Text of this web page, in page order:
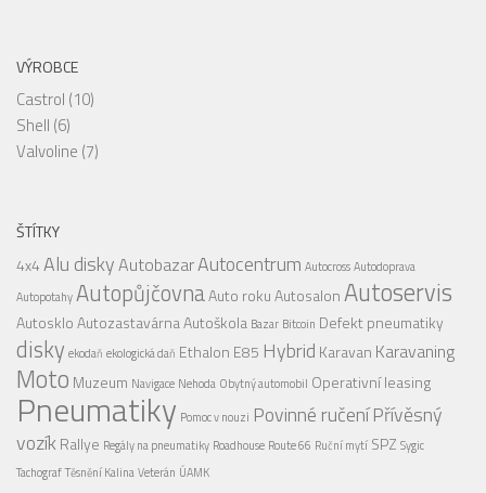
VÝROBCE
Castrol (10)
Shell (6)
Valvoline (7)
ŠTÍTKY
4x4Alu diskyAutobazarAutocentrum AutocrossAutodoprava
AutopotahyAutopůjčovnaAuto rokuAutosalonAutoservis
AutoskloAutozastavárnaAutoškola Bazar Bitcoin Defekt pneumatiky
disky ekodaň ekologická daň Ethalon E85 Hybrid Karavan Karavaning
Moto Muzeum Navigace Nehoda Obytný automobil Operativní leasing
Pneumatiky Pomoc v nouzi Povinné ručeníPřívěsný
vozíkRallye Regály na pneumatiky Roadhouse Route 66 Ruční mytí SPZ Sygic
TachografTěsnění KalinaVeterán ÚAMK